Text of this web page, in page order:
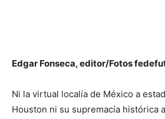
Edgar Fonseca, editor/Fotos
Ni la virtual localía de México a
Houston ni su supremacía histórica